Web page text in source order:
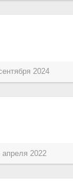
2024
апреля 2022